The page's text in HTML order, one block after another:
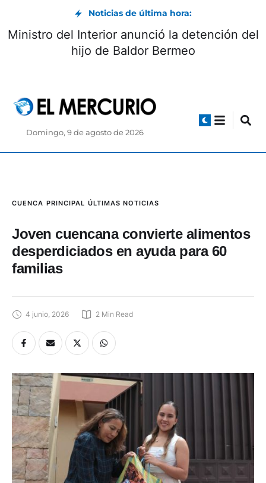
Noticias de última hora:
Ministro del Interior anunció la detención del
hijo de Baldor Bermeo
Domingo, 9 de agosto de 2026
CUENCA PRINCIPAL ÚLTIMAS NOTICIAS
Joven cuencana convierte alimentos
desperdiciados en ayuda para 60
familias
4 junio, 2026 2 Min Read